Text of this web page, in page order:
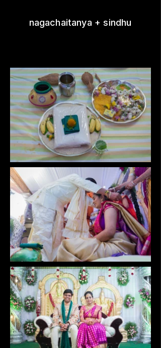
nagachaitanya + sindhu